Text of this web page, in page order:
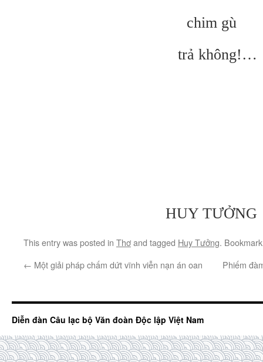
chim gù
trả không!…
HUY TƯỞNG
This entry was posted in Thơand tagged Huy Tưởng.
← Một giải pháp chấm dứt vĩnh viễn nạn án oan Phiếm
Diễn đàn Câu lạc bộ Văn đoàn Độc lập Việt Nam